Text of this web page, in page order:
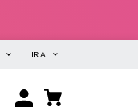
IR A